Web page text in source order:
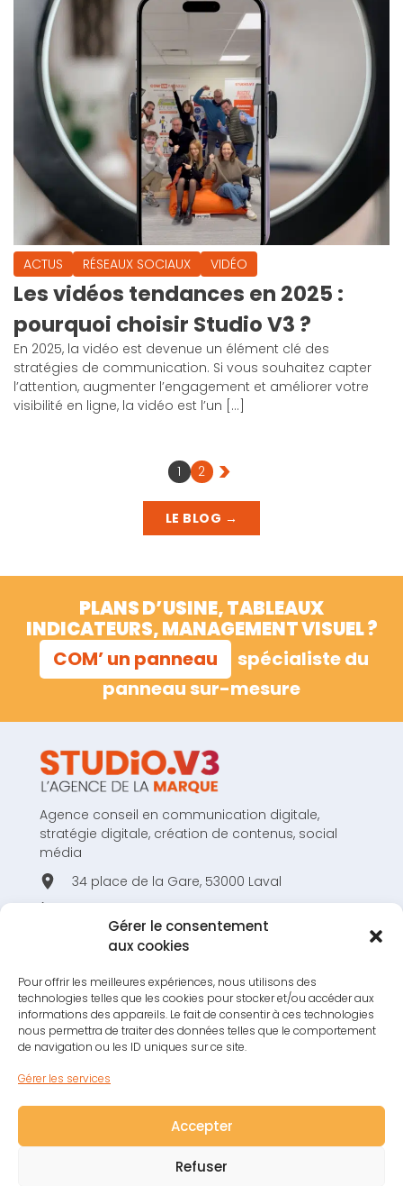
Gérer le consentement
aux cookies
Pour offrir les meilleures expériences, nous utilisons des
technologies telles que les cookies pour stocker et/ou accéder aux
informations des appareils. Le fait de consentir à ces technologies
nous permettra de traiter des données telles que le comportement
de navigation ou les ID uniques sur ce site.
Gérer les services
Accepter
Refuser
ACTUS RÉSEAUX SOCIAUX VIDÉO
Les vidéos tendances en 2025 :
pourquoi choisir Studio V3 ?
En 2025, la vidéo est devenue un élément clé des
stratégies de communication. Si vous souhaitez capter
l’attention, augmenter l’engagement et améliorer votre
visibilité en ligne, la vidéo est l’un […]
1 2 >
LE BLOG →
PLANS D’USINE, TABLEAUX
INDICATEURS, MANAGEMENT VISUEL ?
COM’ un panneau
spécialiste du
panneau sur-mesure
Agence conseil en communication digitale,
stratégie digitale, création de contenus, social
média
34 place de la Gare, 53000 Laval
hello@studiov3.fr
RESTONS EN CONTACT !
, création de panneaux